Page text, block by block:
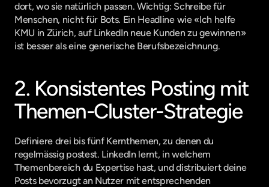
dort, wo sie natürlich passen. Wichtig: Schreibe für
Menschen, nicht für Bots. Ein Headline wie «Ich helfe
KMU in Zürich, auf LinkedIn neue Kunden zu gewinnen»
ist besser als eine generische Berufsbezeichnung.
2. Konsistentes Posting mit
Themen-Cluster-Strategie
Definiere drei bis fünf Kernthemen, zu denen du
regelmässig postest. LinkedIn lernt, in welchem
Themenbereich du Expertise hast, und distribuiert deine
Posts bevorzugt an Nutzer mit entsprechenden